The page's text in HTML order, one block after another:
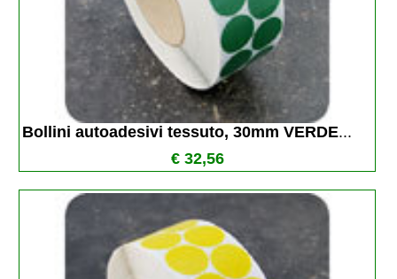
Bollini autoadesivi tessuto, 30mm VERDE...
€ 32,56